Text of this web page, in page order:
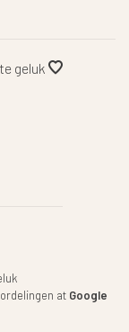
geluk
at Google